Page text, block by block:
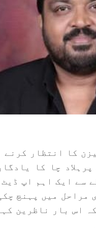
5‘ کے اگلے سیزن کا
چا کا
ملک نے پنچایت 5 کے حوالے سے
مراحل میں پہنچ
اس بار ناظرین